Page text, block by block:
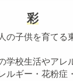
彩
の子供を育てる
学校生活やアレ
ルギー・花粉症